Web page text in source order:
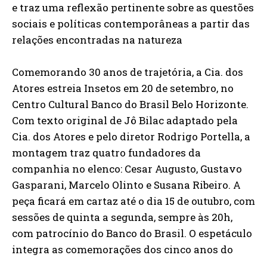
e traz uma reflexão pertinente sobre as questões
sociais e políticas contemporâneas a partir das
relações encontradas na natureza
Comemorando 30 anos de trajetória, a Cia. dos
Atores estreia Insetos em 20 de setembro, no
Centro Cultural Banco do Brasil Belo Horizonte.
Com texto original de Jô Bilac adaptado pela
Cia. dos Atores e pelo diretor Rodrigo Portella, a
montagem traz quatro fundadores da
companhia no elenco: Cesar Augusto, Gustavo
Gasparani, Marcelo Olinto e Susana Ribeiro. A
peça ficará em cartaz até o dia 15 de outubro, com
sessões de quinta a segunda, sempre às 20h,
com patrocínio do Banco do Brasil. O espetáculo
integra as comemorações dos cinco anos do